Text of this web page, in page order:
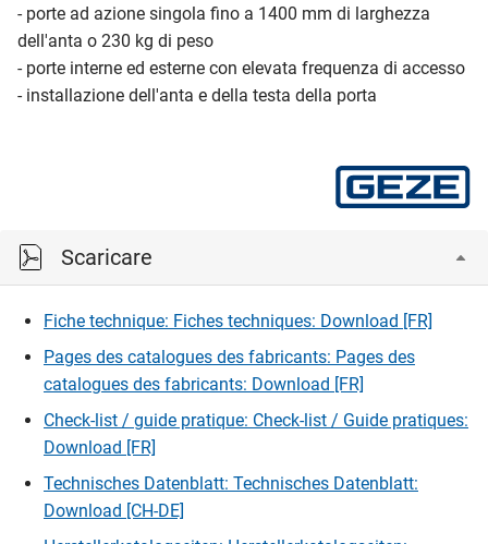
- porte ad azione singola fino a 1400 mm di larghezza
dell'anta o 230 kg di peso
- porte interne ed esterne con elevata frequenza di accesso
- installazione dell'anta e della testa della porta
Scaricare
Fiche technique: Fiches techniques: Download [FR]
Pages des catalogues des fabricants: Pages des
catalogues des fabricants: Download [FR]
Check-list / guide pratique: Check-list / Guide pratiques:
Download [FR]
Technisches Datenblatt: Technisches Datenblatt:
Download [CH-DE]